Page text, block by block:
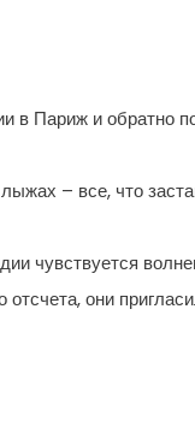
в Париж и
– все, что
чувствуется
они